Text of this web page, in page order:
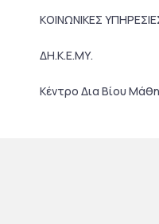
ΚΟΙΝΩΝΙΚΕΣ
ΔΗ.Κ.Ε.ΜΥ.
Κέντρο Δια Βίου